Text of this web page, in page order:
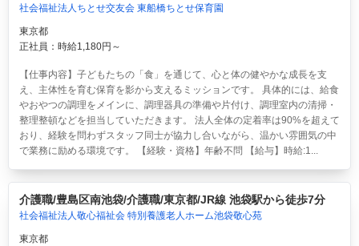
社会福祉法人ちとせ交友会 東船橋ちとせ保育園
東京都
正社員：時給1,180円～
【仕事内容】子どもたちの「食」を通じて、心と体の健やかな成長を支
え、主体性を育む保育を影から支えるミッションです。 具体的には、給食
やおやつの調理をメインに、調理器具の準備や片付け、調理室内の清掃・
整理整頓などを担当していただきます。 法人全体の定着率は90%を超えて
おり、経験を問わずスタッフ同士が協力し合いながら、温かい雰囲気の中
で業務に励める環境です。 【経験・資格】年齢不問 【給与】時給:1...
介護職/豊島区南池袋/介護職/東京都/JR線 池袋駅から徒歩7分
社会福祉法人敬心福祉会 特別養護老人ホーム池袋敬心苑
東京都